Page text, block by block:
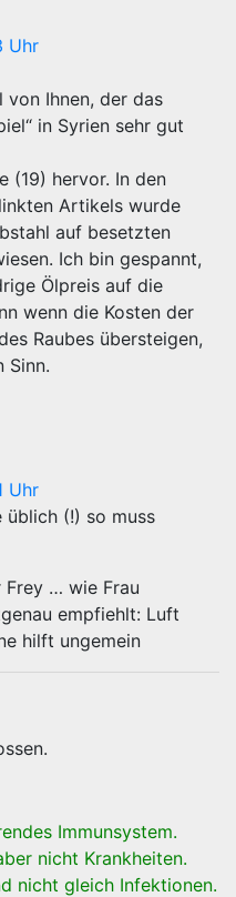
Uhr
von Ihnen, der das
in Syrien sehr gut
(19) hervor. In den
Artikels wurde
auf besetzten
Ich bin gespannt,
Ölpreis auf die
wenn die Kosten der
Raubes übersteigen,
Sinn.
Uhr
(!) so muss
Frey … wie Frau
empfiehlt: Luft
hilft ungemein
Immunsystem.
nicht Krankheiten.
nicht gleich Infektionen.